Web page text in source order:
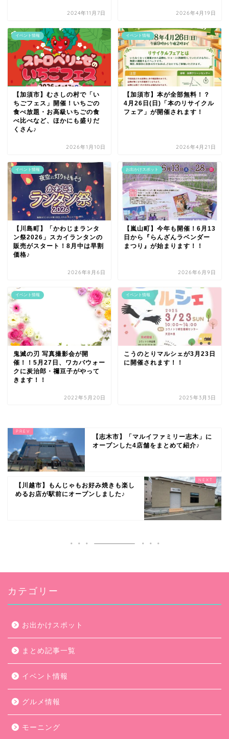
2024年11月7日 2026年4月19日
イベント情報
【加須市】むさしの村で「い
ちごフェス」開催！いちごの
食べ放題・お高級いちごの食
べ比べなど、ほかにも盛りだ
くさん♪
2026年1月10日
イベント情報
【加須市】本が全部無料！？
4月26日(日)「本のリサイクル
フェア」が開催されます！
2026年4月21日
イベント情報
【川島町】「かわじまランタ
ン祭2026」スカイランタンの
販売がスタート！8月中は早割
価格♪
2026年8月6日
お出かけスポット
【嵐山町】今年も開催！6月13
日から『らんざんラベンダー
まつり』が始まります！！
2026年6月9日
イベント情報
鬼滅の刃 写真撮影会が開
催！！5月27日、ワカバウォー
クに炭治郎・禰豆子がやって
きます！！
2022年5月20日
イベント情報
こうのとりマルシェが3月23日
に開催されます！！
2025年3月3日
【志木市】「マルイファミリー志木」に
オープンした4店舗をまとめて紹介♪
【川越市】もんじゃもお好み焼きも楽し
めるお店が駅前にオープンしました♪
カテゴリー
お出かけスポット
まとめ記事一覧
イベント情報
グルメ情報
モーニング